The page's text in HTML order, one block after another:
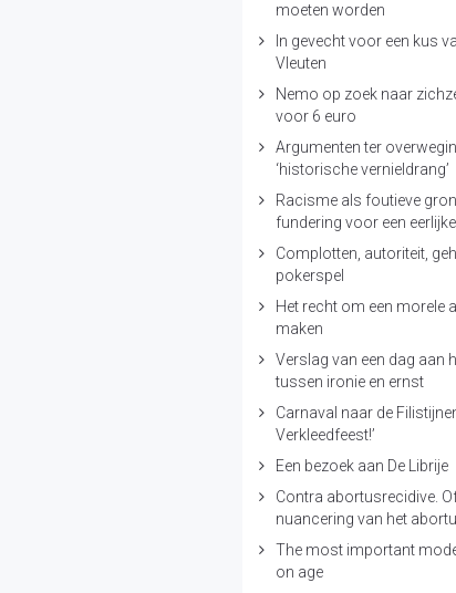
moeten worden
In gevecht voor een kus
Vleuten
Nemo op zoek naar
voor 6 euro
Argumenten ter
‘historische vernieldrang’
Racisme als foutieve
fundering voor een
Complotten, autoriteit,
pokerspel
Het recht om een morele
maken
Verslag van een dag aan
tussen ironie en ernst
Carnaval naar de
Verkleedfeest!’
Een bezoek aan De Librije
Contra abortusrecidive.
nuancering van het
The most important
on age